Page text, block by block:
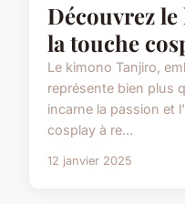
Découvrez
la touche
Le kimono Tanjiro,
représente bien plus
incarne la passion et
cosplay à re...
12 janvier 2025